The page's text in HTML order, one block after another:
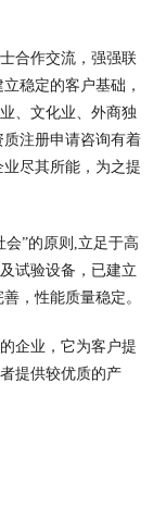
合作交流，强强联
稳定的客户基础，
、文化业、外商独
注册申请咨询有着
尽其所能，为之提
”的原则,立足于高
试验设备，已建立
，性能质量稳定。
企业，它为客户提
提供较优质的产